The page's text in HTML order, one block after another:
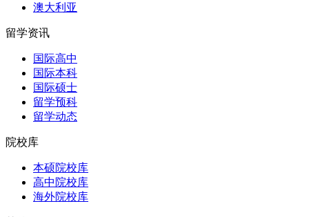
澳大利亚
留学资讯
国际高中
国际本科
国际硕士
留学预科
留学动态
院校库
本硕院校库
高中院校库
海外院校库